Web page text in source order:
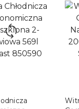
KOSZYKA